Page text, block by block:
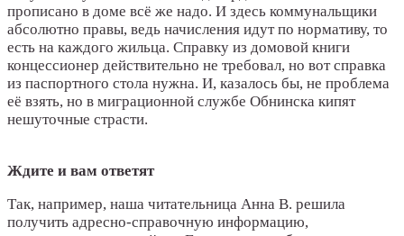
прописано в доме всё же надо. И здесь коммунальщики
абсолютно правы, ведь начисления идут по нормативу, то
есть на каждого жильца. Справку из домовой книги
концессионер действительно не требовал, но вот справка
из паспортного стола нужна. И, казалось бы, не проблема
её взять, но в миграционной службе Обнинска кипят
нешуточные страсти.
Ждите и вам ответят
Так, например, наша читательница Анна В. решила
получить адресно-справочную информацию,